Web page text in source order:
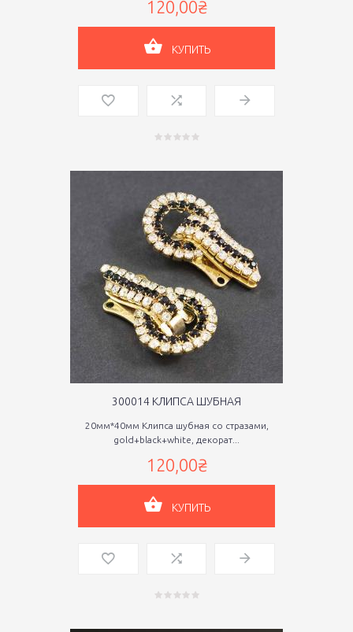
120,00₴
КУПИТЬ
300014 КЛИПСА ШУБНАЯ
20мм*40мм Клипса шубная со стразами,
gold+black+white, декорат...
120,00₴
КУПИТЬ